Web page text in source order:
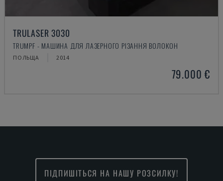
TRULASER 3030
TRUMPF - МАШИНА ДЛЯ ЛАЗЕРНОГО РІЗАННЯ ВОЛОКОН
ПОЛЬЩА 2014
79.000 €
ПІДПИШІТЬСЯ НА НАШУ РОЗСИЛКУ!